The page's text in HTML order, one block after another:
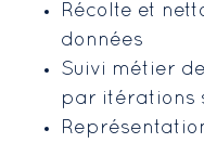
Récolte et
données
Suivi métier
par itérations